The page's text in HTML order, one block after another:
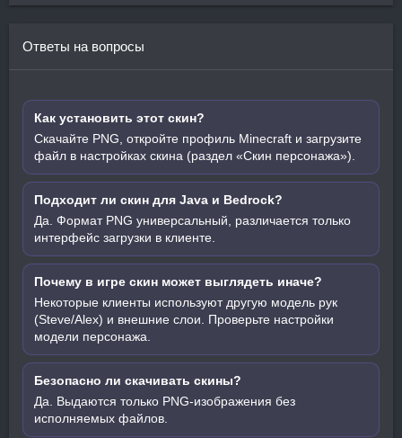
Ответы на вопросы
Как установить этот скин?
Скачайте PNG, откройте профиль Minecraft и загрузите
файл в настройках скина (раздел «Скин персонажа»).
Подходит ли скин для Java и Bedrock?
Да. Формат PNG универсальный, различается только
интерфейс загрузки в клиенте.
Почему в игре скин может выглядеть иначе?
Некоторые клиенты используют другую модель рук
(Steve/Alex) и внешние слои. Проверьте настройки
модели персонажа.
Безопасно ли скачивать скины?
Да. Выдаются только PNG-изображения без
исполняемых файлов.